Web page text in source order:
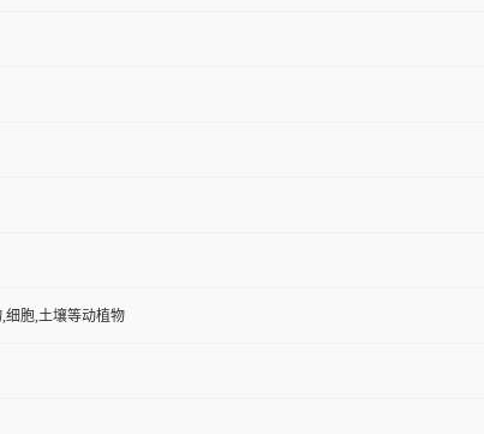
细胞,土壤等动植物